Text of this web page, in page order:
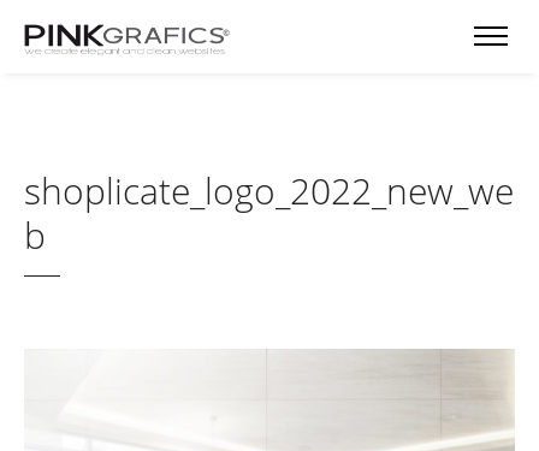
shoplicate_logo_2022_new_we
b